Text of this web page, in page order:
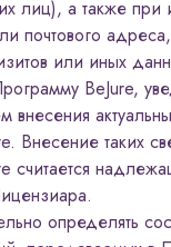
лиц), а также при
почтового
или иных
BeJure,
внесения
Внесение таких
считается
определять